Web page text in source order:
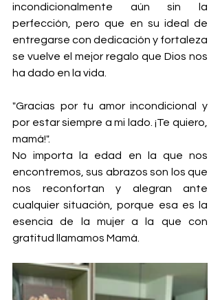
incondicionalmente aún sin la
perfección, pero que en su ideal de
entregarse con dedicación y fortaleza
se vuelve el mejor regalo que Dios nos
ha dado en la vida.
"Gracias por tu amor incondicional y
por estar siempre a mi lado. ¡Te quiero,
mamá!".
No importa la edad en la que nos
encontremos, sus abrazos son los que
nos reconfortan y alegran ante
cualquier situación, porque esa es la
esencia de la mujer a la que con
gratitud llamamos Mamá.